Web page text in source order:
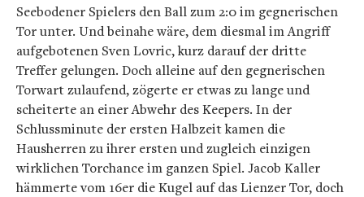
Seebodener Spielers den Ball zum 2:0 im gegnerischen
Tor unter. Und beinahe wäre, dem diesmal im Angriff
aufgebotenen Sven Lovric, kurz darauf der dritte
Treffer gelungen. Doch alleine auf den gegnerischen
Torwart zulaufend, zögerte er etwas zu lange und
scheiterte an einer Abwehr des Keepers. In der
Schlussminute der ersten Halbzeit kamen die
Hausherren zu ihrer ersten und zugleich einzigen
wirklichen Torchance im ganzen Spiel. Jacob Kaller
hämmerte vom 16er die Kugel auf das Lienzer Tor, doch